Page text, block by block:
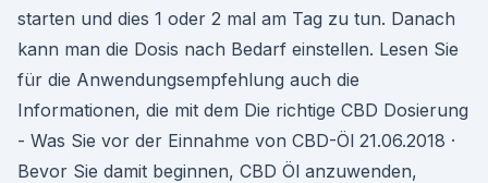
starten und dies 1 oder 2 mal am Tag zu tun. Danach
kann man die Dosis nach Bedarf einstellen. Lesen Sie
für die Anwendungsempfehlung auch die
Informationen, die mit dem Die richtige CBD Dosierung
- Was Sie vor der Einnahme von CBD-Öl 21.06.2018 ·
Bevor Sie damit beginnen, CBD Öl anzuwenden,